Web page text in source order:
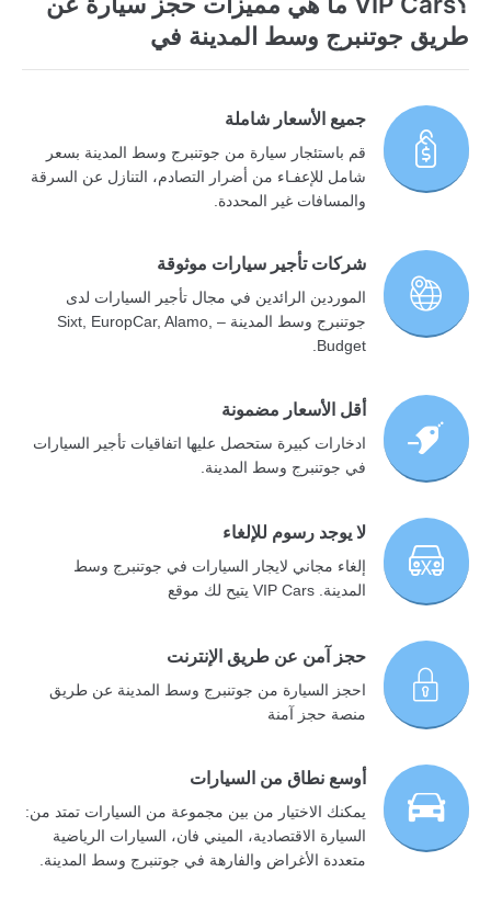
طريق جوتنبرج وسط المدينة في
جميع الأسعار شاملة
قم باستئجار سيارة من جوتنبرج وسط المدينة بسعر
شامل للإعفـاء من أضرار التصادم، التنازل عن السرقة
والمسافات غير المحددة.
شركات تأجير سيارات موثوقة
الموردين الرائدين في مجال تأجير السيارات لدى
جوتنبرج وسط المدينة – Sixt, EuropCar, Alamo,
Budget.
أقل الأسعار مضمونة
ادخارات كبيرة ستحصل عليها اتفاقيات تأجير السيارات
في جوتنبرج وسط المدينة.
لا يوجد رسوم للإلغاء
إلغاء مجاني لايجار السيارات في جوتنبرج وسط
المدينة. VIP Cars يتيح لك موقع
حجز آمن عن طريق الإنترنت
احجز السيارة من جوتنبرج وسط المدينة عن طريق
منصة حجز آمنة
أوسع نطاق من السيارات
يمكنك الاختيار من بين مجموعة من السيارات تمتد من:
السيارة الاقتصادية، الميني فان، السيارات الرياضية
متعددة الأغراض والفارهة في جوتنبرج وسط المدينة.